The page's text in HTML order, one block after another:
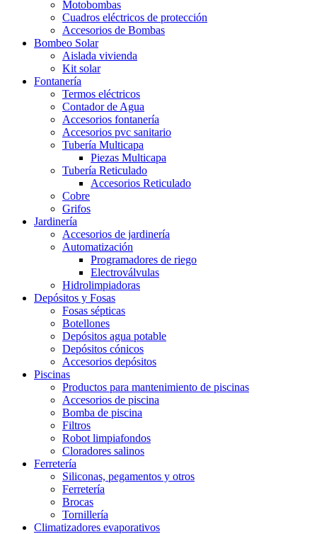
Motobombas
Cuadros eléctricos de protección
Accesorios de Bombas
Bombeo Solar
Aislada vivienda
Kit solar
Fontanería
Termos eléctricos
Contador de Agua
Accesorios fontanería
Accesorios pvc sanitario
Tubería Multicapa
Piezas Multicapa
Tubería Reticulado
Accesorios Reticulado
Cobre
Grifos
Jardinería
Accesorios de jardinería
Automatización
Programadores de riego
Electroválvulas
Hidrolimpiadoras
Depósitos y Fosas
Fosas sépticas
Botellones
Depósitos agua potable
Depósitos cónicos
Accesorios depósitos
Piscinas
Productos para mantenimiento de piscinas
Accesorios de piscina
Bomba de piscina
Filtros
Robot limpiafondos
Cloradores salinos
Ferretería
Siliconas, pegamentos y otros
Ferretería
Brocas
Tornillería
Climatizadores evaporativos